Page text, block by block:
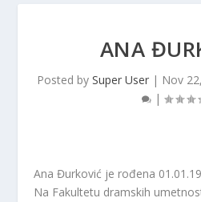
ANA
Posted by Super User| Nov
|
Ana Đurković je rođena
Na Fakultetu dramskih